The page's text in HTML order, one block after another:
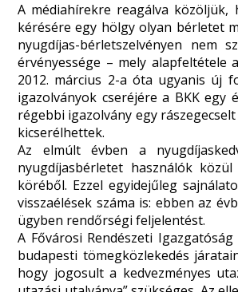
A médiahírekre reagálva közöljük,
kérésére egy hölgy olyan bérletet
nyugdíjas-bérletszelvényen nem
érvényessége – mely alapfeltétele
2012. március 2-a óta ugyanis új
igazolványok cseréjére a BKKegy
régebbi igazolvány egy
kicserélhettek.
Az elmúlt évben a
nyugdíjasbérletet használók
köréből. Ezzel egyidejűleg
visszaélések száma is: ebben az
ügyben rendőrségi feljelentést.
A Fővárosi Rendészeti
budapesti tömegközlekedés
hogy jogosult a kedvezményes